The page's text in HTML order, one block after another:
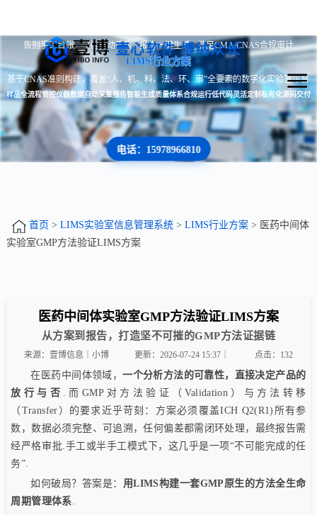
壹心软件 博纳众长
告别手工台账 · 数据自动采集 · 报告一键生成 · 满足CMA/CNAS合规审计
LIMS行业方案
基于CNAS准则构建，覆盖“人、机、料、法、环、审”全要素的数字化实验室平台
样品全流程管控仪器数据自动采集报告智能生成质量体系合规运行低代码灵活定制私有化源码交付
电话：15978966810
首页 > LIMS实验室信息管理系统> LIMS行业方案> 医药中间体
实验室GMP方法验证LIMS方案
医药中间体实验室GMP方法验证LIMS方案
从方案到报告，打造坚不可摧的GMP方法证据链
来源：壹博信息｜小博 更新：2026-07-24 15:37｜ 点击： 132
在医药中间体领域，一个分析方法的可靠性，直接决定产品的
放行与否
.而GMP对方法验证（Validation）与方法转移
（Transfer）的要求近乎苛刻：方案必须覆盖ICH Q2(R1)所有参
数，数据必须完整、可追溯，任何偏差都需闭环处理，最终报告需
经严格审批.手工或半手工模式下，这几乎是一项“不可能完成的任
务”.
如何破局？答案是： 用LIMS构建一套GMP原生的方法全生命
周期管理体系.